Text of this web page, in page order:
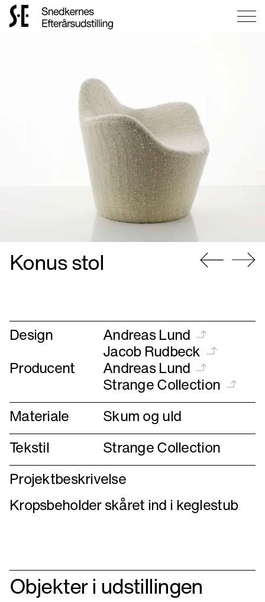
Konus stol
Design Andreas Lund
Jacob Rudbeck
Producent Andreas Lund
Strange Collection
Materiale
Skum og uld
Tekstil
Strange Collection
Projektbeskrivelse
Kropsbeholder skåret ind i keglestub
Objekter i udstillingen